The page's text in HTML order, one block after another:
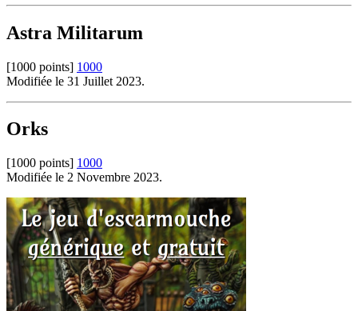
Astra Militarum
[1000 points] 1000
Modifiée le 31 Juillet 2023.
Orks
[1000 points] 1000
Modifiée le 2 Novembre 2023.